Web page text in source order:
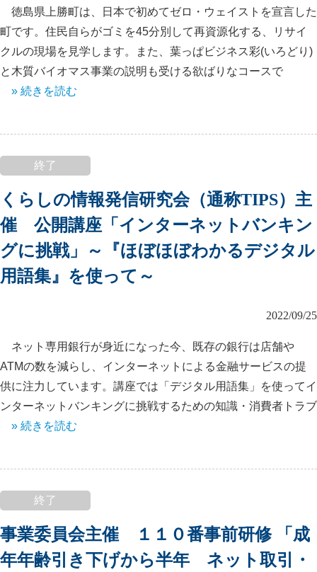
徳島県上勝町は、日本で初めてゼロ・ウェイストを宣言した
町です。住民自らがゴミを45分別して再資源化する、リサイ
クルの現場を見学します。また、葉っぱビジネス彩(いろどり)
と木質バイオマス事業の説明も受ける欲ばりなコースで
» 続きを読む
終了
くらしの情報発信研究会（通称TIPS）主
催 公開講座「インターネットバンキン
グに挑戦」～『ほぼほぼわかるデジタル
用語集』を使って～
2022/09/25
ネット専用銀行が身近になった今、既存の銀行は店舗や
ATMの数を減らし、インターネットによる金融サービスの提
供に注力しています。講座では「デジタル用語集」を使ってイ
ンターネットバンキングに挑戦するための知識・消費者トラブ
» 続きを読む
終了
事業委員会主催 １１０番事前研修 「成
年年齢引き下げから半年 ネット取引・